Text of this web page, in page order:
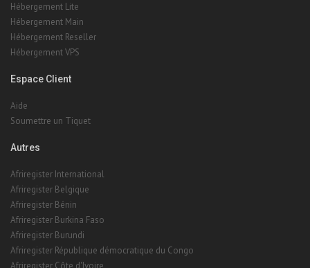
Hébergement Lite
Hébergement Main
Hébergement Reseller
Hébergement VPS
Espace Client
Aide
Soumettre un Tiquet
Autres
Afriregister International
Afriregister Belgique
Afriregister Bénin
Afriregister Burkina Faso
Afriregister Burundi
Afriregister République démocratique du Congo
Afriregister Côte d'Ivoire